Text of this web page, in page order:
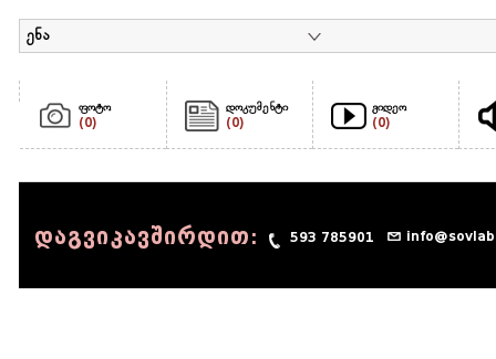
ენა
ფოტო
(0)
დოკუმენტი
(0)
ვიდეო
(0)
დაგვიკავშირდით: 593 785901